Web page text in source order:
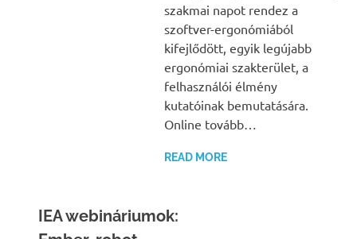
szakmai napot rendez a
szoftver-ergonómiából
kifejlődött, egyik legújabb
ergonómiai szakterület, a
felhasználói élmény
kutatóinak bemutatására.
Online tovább…
READ MORE
IEA webináriumok: